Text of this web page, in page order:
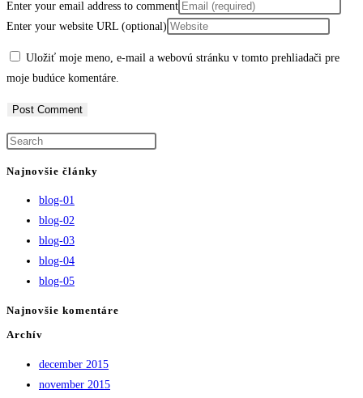
Enter your email address to comment
Enter your website URL (optional)
Uložiť moje meno, e-mail a webovú stránku v tomto prehliadači pre
moje budúce komentáre.
Najnovšie články
blog-01
blog-02
blog-03
blog-04
blog-05
Najnovšie komentáre
Archív
december 2015
november 2015